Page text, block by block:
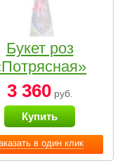
в один клик
Букет роз
3 360руб.
Купить